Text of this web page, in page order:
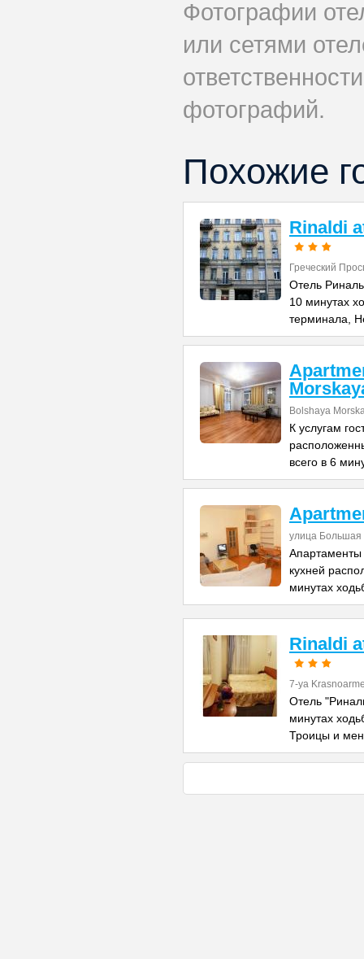
Фотографии
или сетями
фотографий.
Похожие
Rinaldi
Греческий
Отель
10 минутах
терминала,
Bolshaya
К услугам
всего в 6
улица Большая
кухней
минутах
Rinaldi
7-ya
Отель
минутах
Троицы и